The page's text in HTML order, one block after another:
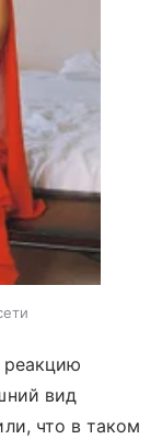
реакцию
вид
что в таком